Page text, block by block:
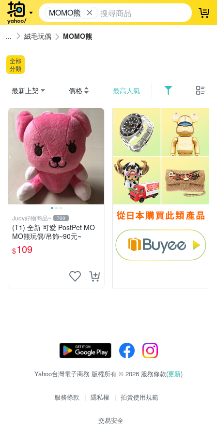
MOMO熊 登
絨毛玩偶 MOMO熊
全部
分類
最新上架 價格 最高人氣
Judy好物商品~ 700
(T1) 全新 可愛 PostPet MO
MO熊玩偶/吊飾~90元~
$109
Yahoo台灣電子商務 版權所有 © 2026 服務條款(更新)
服務條款 | 隱私權 | 拍賣使用規範
交易安全